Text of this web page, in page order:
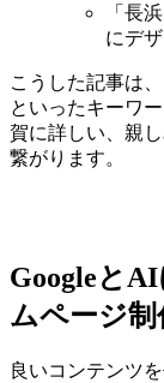
「長
にデ
こうした記事は
といったキーワ
賀に詳しい、親
繋がります。
Googleと
ムページ
良いコンテンツ